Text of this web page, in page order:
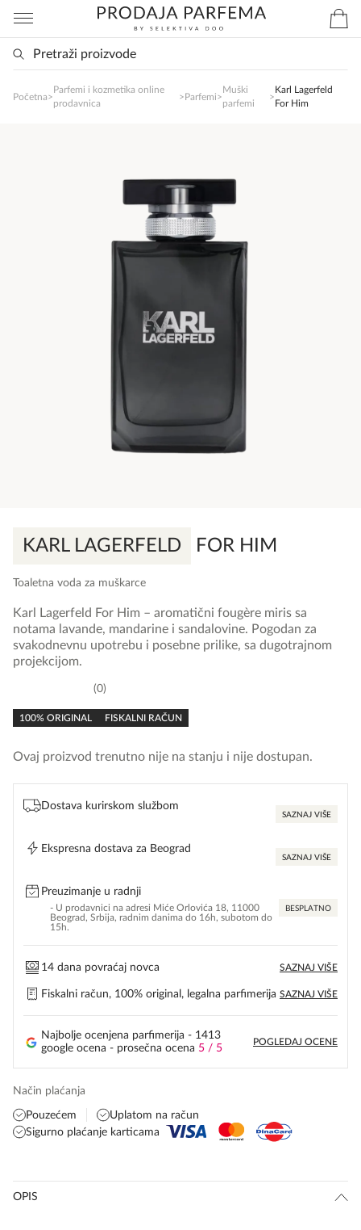
Početna>
Parfemi i kozmetika online
prodavnica
>Parfemi>
Muški
parfemi
>
Karl Lagerfeld
For Him
KARL LAGERFELD FOR HIM
Toaletna voda za muškarce
rating
0
100% ORIGINAL FISKALNI RAČUN
Karl Lagerfeld For Him – aromatični fougère miris sa
notama lavande, mandarine i sandalovine. Pogodan za
svakodnevnu upotrebu i posebne prilike, sa dugotrajnom
projekcijom.
Ovaj proizvod trenutno nije na stanju i nije dostupan.
Dostava kurirskom službom
SAZNAJ VIŠE
Ekspresna dostava za Beograd
SAZNAJ VIŠE
Preuzimanje u radnji
- U prodavnici na adresi Miće Orlovića 18, 11000
Beograd, Srbija, radnim danima do 16h, subotom do
15h.
BESPLATNO
14 dana povraćaj novca SAZNAJ VIŠE
Fiskalni račun, 100% original, legalna parfimerija SAZNAJ VIŠE
Najbolje ocenjena parfimerija - 1413
google ocena - prosečna ocena 5 / 5
POGLEDAJ OCENE
Način plaćanja
Pouzećem
Uplatom na račun
Sigurno plaćanje karticama
OPIS
SlađanAi Asistent
poručite svoj omiljeni parfem danas ali i za
sva ostala pitanja?